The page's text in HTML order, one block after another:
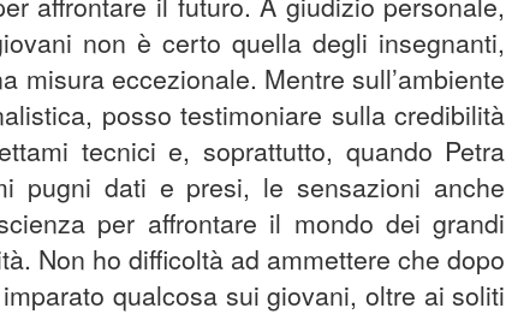
non è certo quella degli insegnanti,
misura eccezionale. Mentre sull’ambiente
posso testimoniare sulla credibilità
tecnici e, soprattutto, quando Petra
pugni dati e presi, le sensazioni anche
per affrontare il mondo dei grandi
Non ho difficoltà ad ammettere che dopo
qualcosa sui giovani, oltre ai soliti